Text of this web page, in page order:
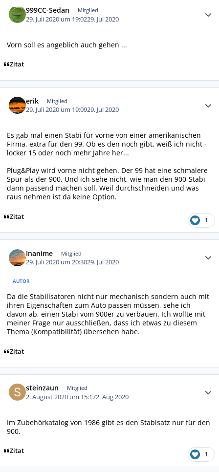
999CC-Sedan Mitglied
29. Juli 2020 um 19:0229. Jul 2020
Vorn soll es angeblich auch gehen ...
Zitat
erik Mitglied
29. Juli 2020 um 19:0929. Jul 2020
Es gab mal einen Stabi für vorne von einer amerikanischen
Firma, extra für den 99. Ob es den noch gibt, weiß ich nicht -
locker 15 oder noch mehr Jahre her...
Plug&Play wird vorne nicht gehen. Der 99 hat eine schmalere
Spur als der 900. Und ich sehe nicht, wie man den 900-Stabi
dann passend machen soll. Weil durchschneiden und was
raus nehmen ist da keine Option.
Zitat 1
Inanime Mitglied
29. Juli 2020 um 20:3029. Jul 2020
AUTOR
Da die Stabilisatoren nicht nur mechanisch sondern auch mit
ihren Eigenschaften zum Auto passen müssen, sehe ich
davon ab, einen Stabi vom 900er zu verbauen. Ich wollte mit
meiner Frage nur ausschließen, dass ich etwas zu diesem
Thema (Kompatibilität) übersehen habe.
Zitat
steinzaun Mitglied
2. August 2020 um 15:172. Aug 2020
Im Zubehörkatalog von 1986 gibt es den Stabisatz nur für den
900.
Zitat 1